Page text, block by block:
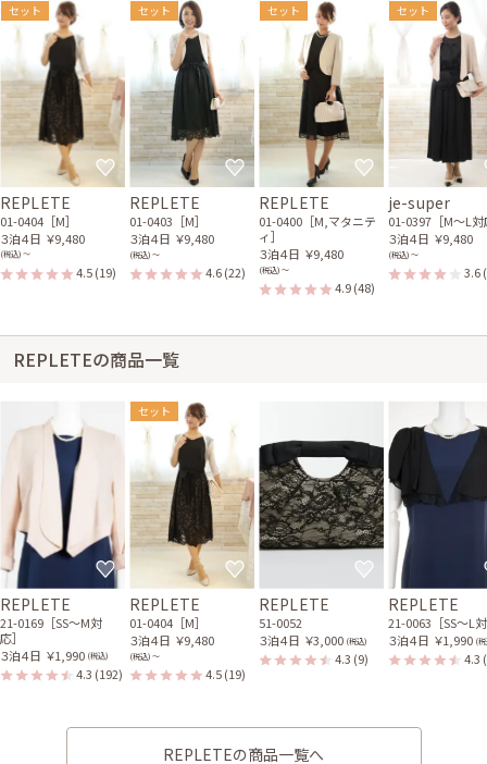
セット
REPLETE
01-0404［M］
３泊４日 ￥9,480
(税込) 〜
4.5(19)
セット
REPLETE
01-0403［M］
３泊４日 ￥9,480
(税込) 〜
4.6(22)
セット
REPLETE
01-0400［M,マタニテ
ィ］
３泊４日 ￥9,480
(税込) 〜
4.9(48)
セット
je-super
01-0397［M〜L
３泊４日 ￥9,480
(税込) 〜
3.6
REPLETEの商品一覧
REPLETE
21-0169［SS〜M対
応］
３泊４日 ￥1,990 (税込)
4.3 (192)
セット
REPLETE
01-0404［M］
３泊４日 ￥9,480
(税込) 〜
4.5(19)
REPLETE
51-0052
３泊４日 ￥3,000 (税込)
4.3 (9)
REPLETE
21-0063［SS〜L
３泊４日 ￥1,990 (
4.3
REPLETEの商品一覧へ